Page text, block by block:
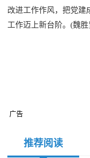
改进工作作风，把党建
工作迈上新台阶。(魏胜
广告
推荐阅读